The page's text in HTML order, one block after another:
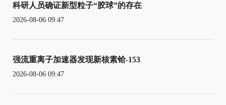
科研人员确证新型粒子“胶球”的存在
2026-08-06 09:47
强流重离子加速器发现新核素铪-153
2026-08-06 09:47